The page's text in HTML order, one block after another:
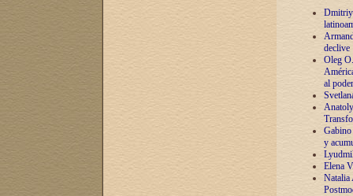
Dmitriy
declive
Oleg
al poder
y
Elena
Natalia